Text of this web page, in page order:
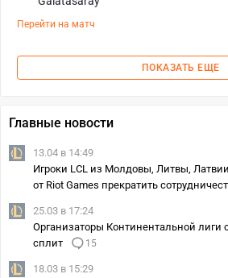
Перейти на матч
ПОКАЗАТЬ ЕЩЕ
Главные новости
13.04 в 14:49
Игроки LCL из Молдовы, Литвы,
от Riot Games прекратить
25.03 в 17:24
Организаторы Континентальной лиги
сплит
15
18.03 в 15:29